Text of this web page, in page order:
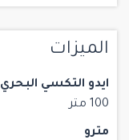
الميزات
ايدو التكسي البحري
100 متر
مترو